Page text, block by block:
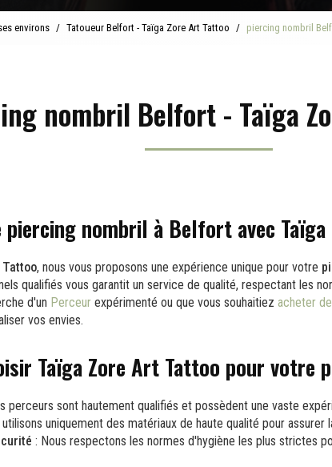
environs Tatoueur Belfort - Taïga Zore Art Tattoo piercing nombril
nombril Belfort - Taïga
piercing nombril à Belfort avec
, nous vous proposons une expérience unique pour votre
qualifiés vous garantit un service de qualité, respectant les
d'un Perceur expérimenté ou que vous souhaitiez acheter
vos envies.
Taïga Zore Art Tattoo pour votre
perceurs sont hautement qualifiés et possèdent une vaste
utilisons uniquement des matériaux de haute qualité pour
: Nous respectons les normes d'hygiène les plus strictes